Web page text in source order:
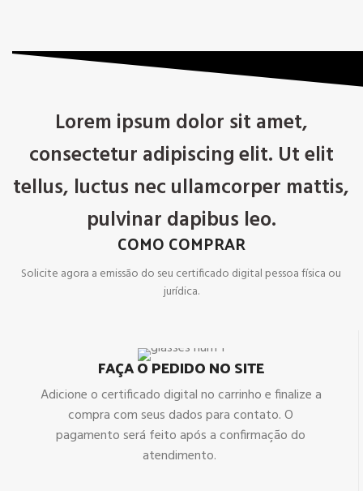
Lorem ipsum dolor sit amet,
consectetur adipiscing elit. Ut elit
tellus, luctus nec ullamcorper mattis,
pulvinar dapibus leo.
COMO COMPRAR
Solicite agora a emissão do seu certificado digital pessoa física ou
jurídica.
FAÇA O PEDIDO NO SITE
Adicione o certificado digital no carrinho e finalize a
compra com seus dados para contato. O
pagamento será feito após a confirmação do
atendimento.